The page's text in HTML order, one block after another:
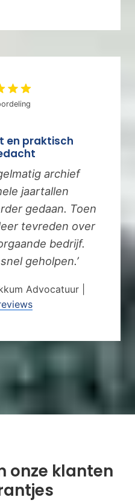
en praktisch
archief
jaartallen
gedaan. Toen
tevreden over
bedrijf.
geholpen.’
Advocatuur |
onze klanten